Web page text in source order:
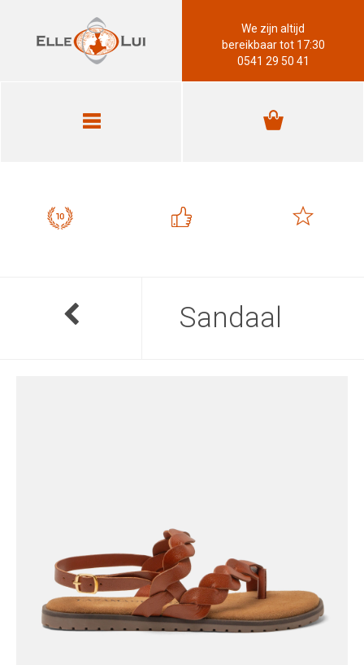
We zijn altijd
bereikbaar tot 17:30
0541 29 50 41
Sandaal